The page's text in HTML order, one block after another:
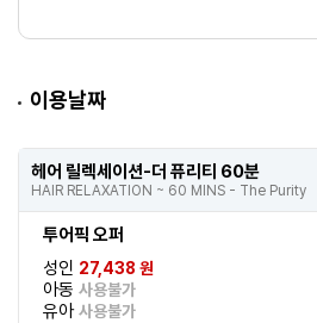
이용날짜
헤어 릴렉세이션-더 퓨리티 60분
HAIR RELAXATION ~ 60 MINS - The Purity
투어픽 오퍼
성인 27,438 원
아동 사용불가
유아사용불가